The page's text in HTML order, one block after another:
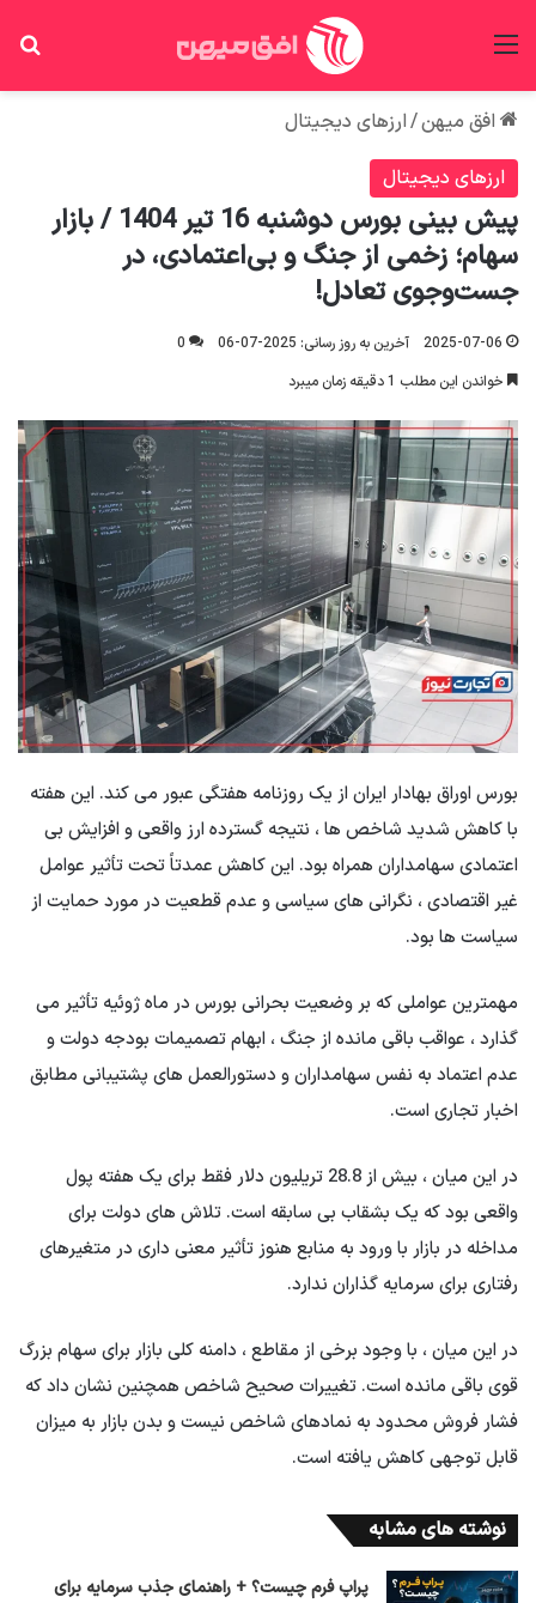
افق میهن/ارزهای دیجیتال
ارزهای دیجیتال
پیش بینی بورس دوشنبه 16 تیر 1404 / بازار
سهام؛ زخمی از جنگ و بی‌اعتمادی، در
جست‌وجوی تعادل!
2025-07-06 آخرین به روز رسانی: 2025-07-06
0
خواندن این مطلب 1 دقیقه زمان میبرد
بورس اوراق بهادار ایران از یک روزنامه هفتگی عبور می کند. این هفته
با کاهش شدید شاخص ها ، نتیجه گسترده ارز واقعی و افزایش بی
اعتمادی سهامداران همراه بود. این کاهش عمدتاً تحت تأثیر عوامل
غیر اقتصادی ، نگرانی های سیاسی و عدم قطعیت در مورد حمایت از
سیاست ها بود.
مهمترین عواملی که بر وضعیت بحرانی بورس در ماه ژوئیه تأثیر می
گذارد ، عواقب باقی مانده از جنگ ، ابهام تصمیمات بودجه دولت و
عدم اعتماد به نفس سهامداران و دستورالعمل های پشتیبانی مطابق
اخبار تجاری است.
در این میان ، بیش از 28.8 تریلیون دلار فقط برای یک هفته پول
واقعی بود که یک بشقاب بی سابقه است. تلاش های دولت برای
مداخله در بازار با ورود به منابع هنوز تأثیر معنی داری در متغیرهای
رفتاری برای سرمایه گذاران ندارد.
در این میان ، با وجود برخی از مقاطع ، دامنه کلی بازار برای سهام بزرگ
قوی باقی مانده است. تغییرات صحیح شاخص همچنین نشان داد که
فشار فروش محدود به نمادهای شاخص نیست و بدن بازار به میزان
قابل توجهی کاهش یافته است.
نوشته های مشابه
پراپ فرم چیست؟ + راهنمای جذب سرمایه برای